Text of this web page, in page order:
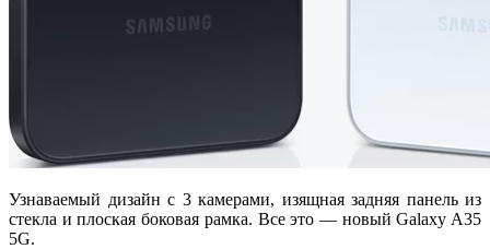
Узнаваемый дизайн с 3 камерами, изящная задняя панель из
стекла и плоская боковая рамка. Все это — новый Galaxy A35
5G.